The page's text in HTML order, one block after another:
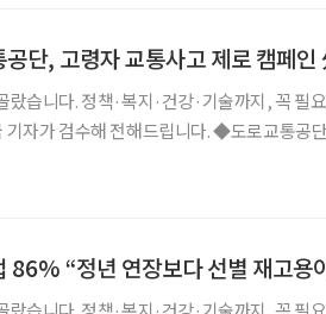
단, 고령자 교통사고 제로 캠페인
랐습니다. 정책·복지·건강·기술까지, 꼭 필
해드립니다. ◆도로교통공단, 고령자 교통사고
“정년 연장보다 선별 재고용